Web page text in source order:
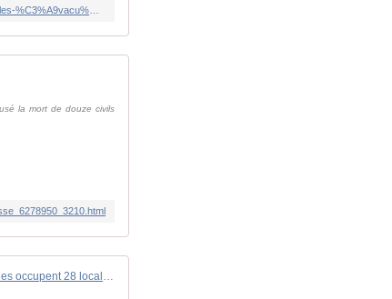
la mort de douze civils
🔴 En direct : les forces ukrainiennes occupent 28 localités, selon les autorités russes